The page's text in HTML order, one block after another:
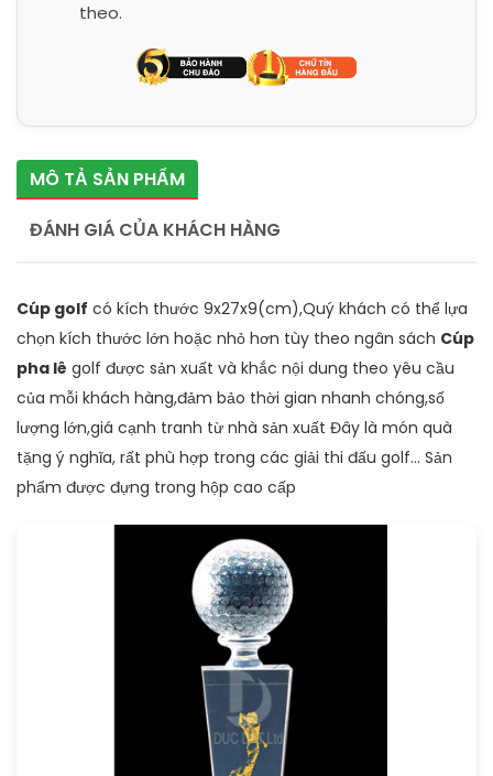
theo.
MÔ TẢ SẢN PHẨM
ĐÁNH GIÁ CỦA KHÁCH HÀNG
Cúp golf có kích thước 9x27x9(cm),Quý khách có thể lựa
chọn kích thước lớn hoặc nhỏ hơn tùy theo ngân sách Cúp
pha lê golf được sản xuất và khắc nội dung theo yêu cầu
của mỗi khách hàng,đảm bảo thời gian nhanh chóng,số
lượng lớn,giá cạnh tranh từ nhà sản xuất Đây là món quà
tặng ý nghĩa, rất phù hợp trong các giải thi đấu golf... Sản
phẩm được đựng trong hộp cao cấp